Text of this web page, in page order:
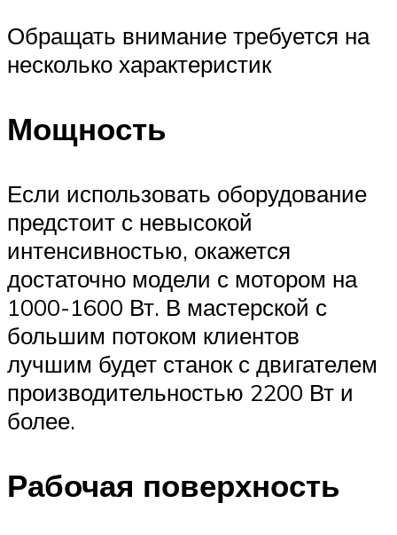
Обращать внимание требуется на
несколько характеристик
Мощность
Если использовать оборудование
предстоит с невысокой
интенсивностью, окажется
достаточно модели с мотором на
1000-1600 Вт. В мастерской с
большим потоком клиентов
лучшим будет станок с двигателем
производительностью 2200 Вт и
более.
Рабочая поверхность